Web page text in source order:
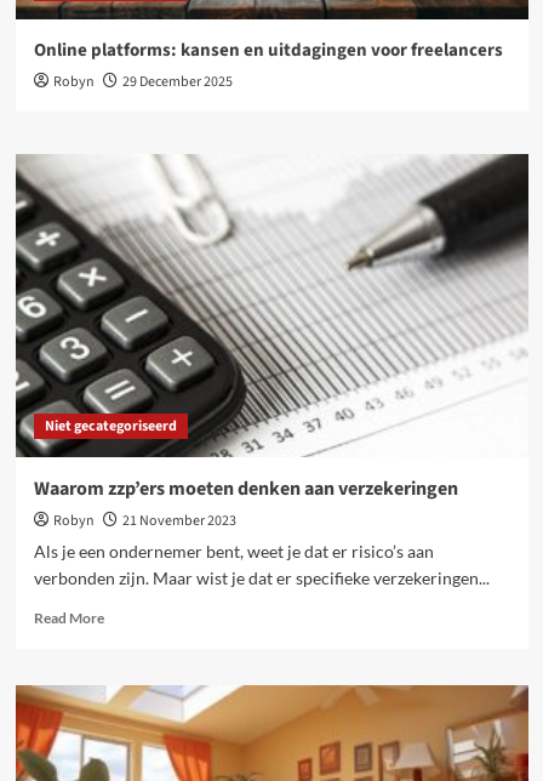
Online platforms: kansen en uitdagingen voor freelancers
Robyn 29 December 2025
Niet gecategoriseerd
Waarom zzp’ers moeten denken aan verzekeringen
Robyn
21 November 2023
Als je een ondernemer bent, weet je dat er risico’s aan
verbonden zijn. Maar wist je dat er specifieke verzekeringen...
Read MoreRead
Waarom
zzp’ers
moeten
denken
aan